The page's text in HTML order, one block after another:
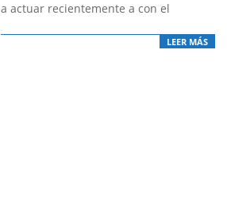
a actuar recientemente a con el
LEER MÁS